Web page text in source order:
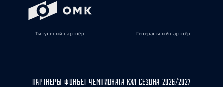
Титульный партнёр Генеральный партнёр
ПАРТНЁРЫ ФОНБЕТ ЧЕМПИОНАТА КХЛ СЕЗОНА 2026/2027